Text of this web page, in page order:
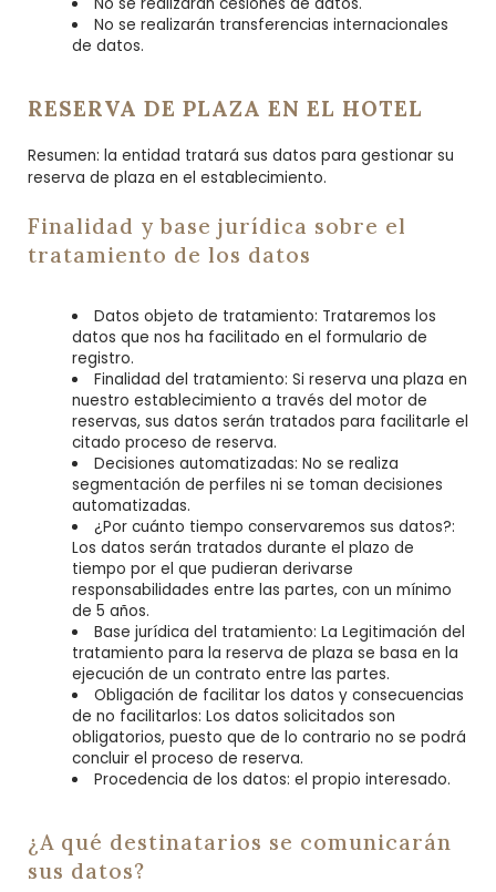
No se realizarán transferencias internacionales
de datos.
RESERVA DE PLAZA EN EL HOTEL
Resumen: la entidad tratará sus datos para gestionar su
reserva de plaza en el establecimiento.
Finalidad y base jurídica sobre el
tratamiento de los datos
Datos objeto de tratamiento: Trataremos los
datos que nos ha facilitado en el formulario de
registro.
Finalidad del tratamiento: Si reserva una plaza en
nuestro establecimiento a través del motor de
reservas, sus datos serán tratados para facilitarle el
citado proceso de reserva.
Decisiones automatizadas: No se realiza
segmentación de perfiles ni se toman decisiones
automatizadas.
¿Por cuánto tiempo conservaremos sus datos?:
Los datos serán tratados durante el plazo de
tiempo por el que pudieran derivarse
responsabilidades entre las partes, con un mínimo
de 5 años.
Base jurídica del tratamiento: La Legitimación del
tratamiento para la reserva de plaza se basa en la
ejecución de un contrato entre las partes.
Obligación de facilitar los datos y consecuencias
de no facilitarlos: Los datos solicitados son
obligatorios, puesto que de lo contrario no se podrá
concluir el proceso de reserva.
Procedencia de los datos: el propio interesado.
¿A qué destinatarios se comunicarán
sus datos?